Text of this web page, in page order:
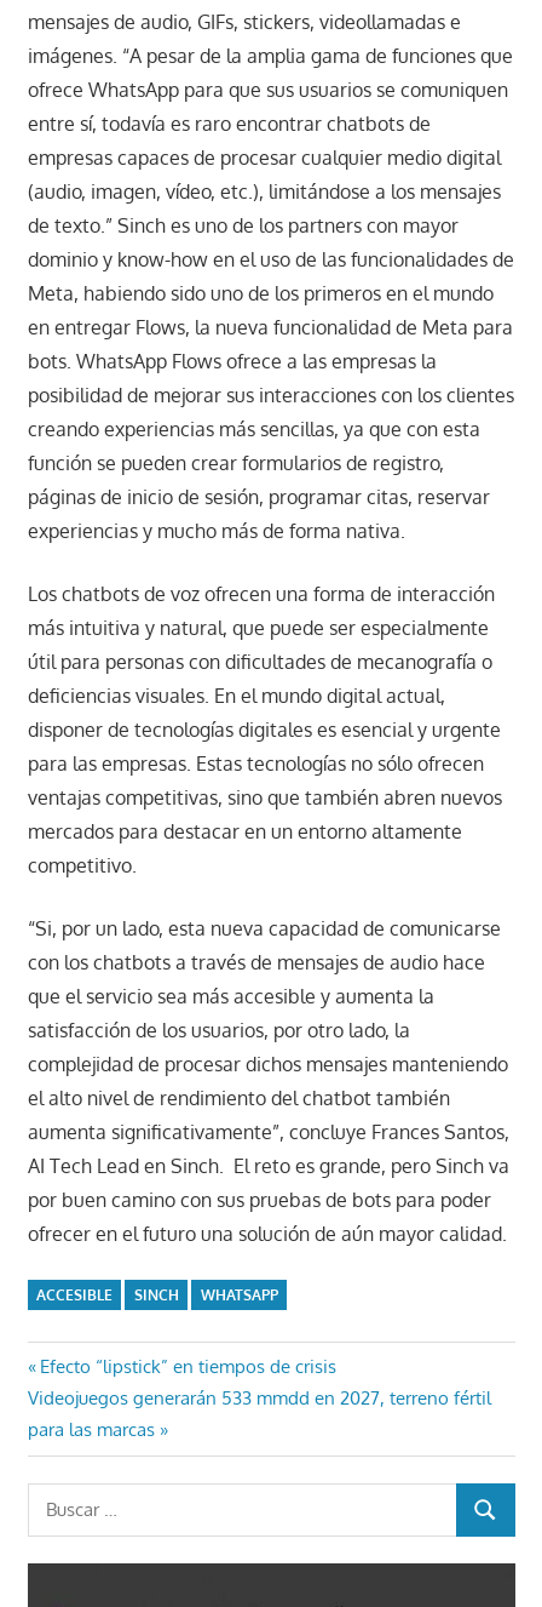
mensajes de audio, GIFs, stickers, videollamadas e
imágenes. “A pesar de la amplia gama de funciones que
ofrece WhatsApp para que sus usuarios se comuniquen
entre sí, todavía es raro encontrar chatbots de
empresas capaces de procesar cualquier medio digital
(audio, imagen, vídeo, etc.), limitándose a los mensajes
de texto.” Sinch es uno de los partners con mayor
dominio y know-how en el uso de las funcionalidades de
Meta, habiendo sido uno de los primeros en el mundo
en entregar Flows, la nueva funcionalidad de Meta para
bots. WhatsApp Flows ofrece a las empresas la
posibilidad de mejorar sus interacciones con los clientes
creando experiencias más sencillas, ya que con esta
función se pueden crear formularios de registro,
páginas de inicio de sesión, programar citas, reservar
experiencias y mucho más de forma nativa.
Los chatbots de voz ofrecen una forma de interacción
más intuitiva y natural, que puede ser especialmente
útil para personas con dificultades de mecanografía o
deficiencias visuales. En el mundo digital actual,
disponer de tecnologías digitales es esencial y urgente
para las empresas. Estas tecnologías no sólo ofrecen
ventajas competitivas, sino que también abren nuevos
mercados para destacar en un entorno altamente
competitivo.
“Si, por un lado, esta nueva capacidad de comunicarse
con los chatbots a través de mensajes de audio hace
que el servicio sea más accesible y aumenta la
satisfacción de los usuarios, por otro lado, la
complejidad de procesar dichos mensajes manteniendo
el alto nivel de rendimiento del chatbot también
aumenta significativamente”, concluye Frances Santos,
AI Tech Lead en Sinch. El reto es grande, pero Sinch va
por buen camino con sus pruebas de bots para poder
ofrecer en el futuro una solución de aún mayor calidad.
ACCESIBLE SINCH WHATSAPP
Navegación
de
entradas
Entrada
anterior:
Efecto “lipstick” en tiempos de crisis
Entrada
siguiente:
Videojuegos generarán 533 mmdd en 2027, terreno fértil
para las marcas
Buscar:
BUSCAR